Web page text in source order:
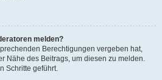
melden?
Berechtigungen vergeben hat,
Nähe des Beitrags, um diesen zu melden.
Schritte geführt.